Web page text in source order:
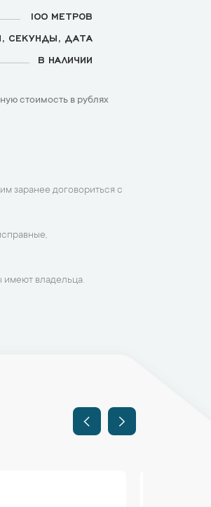
100 МЕТРОВ
СЕКУНДЫ, ДАТА
В НАЛИЧИИ
стоимость в рублях
заранее договориться с
имеют владельца.